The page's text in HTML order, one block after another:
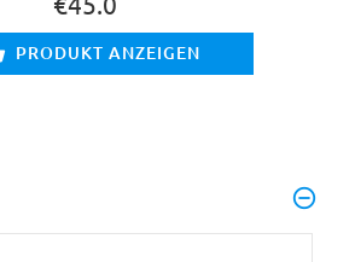
PRODUKT ANZEIGEN